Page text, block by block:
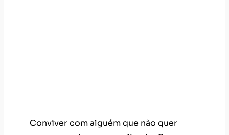
podem ser frequentes. Os pais,